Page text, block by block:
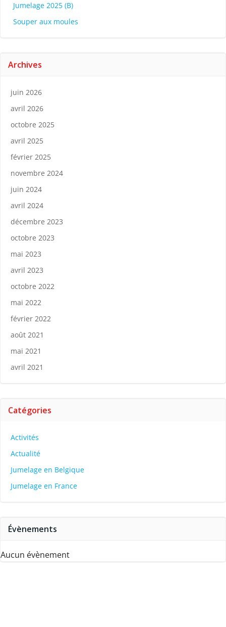
Jumelage 2025 (B)
Souper aux moules
Archives
juin 2026
avril 2026
octobre 2025
avril 2025
février 2025
novembre 2024
juin 2024
avril 2024
décembre 2023
octobre 2023
mai 2023
avril 2023
octobre 2022
mai 2022
février 2022
août 2021
mai 2021
avril 2021
Catégories
Activités
Actualité
Jumelage en Belgique
Jumelage en France
Évènements
Aucun évènement